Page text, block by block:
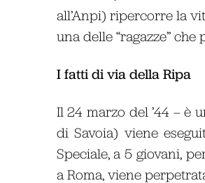
all’Anpi) ripercorre la
una delle “ragazze”
I fatti di via della Ripa
Il 24 marzo del ’44 – è
di Savoia) viene
Speciale, a 5 giovani,
a Roma, viene